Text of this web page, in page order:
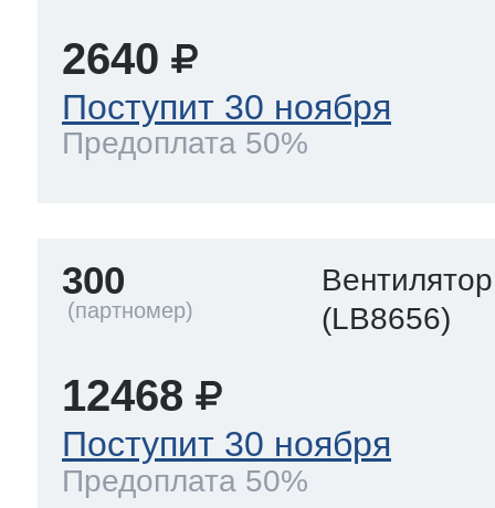
2640
Поступит 30 ноября
Предоплата 50%
300
(LB8656)
12468
Поступит 30 ноября
Предоплата 50%